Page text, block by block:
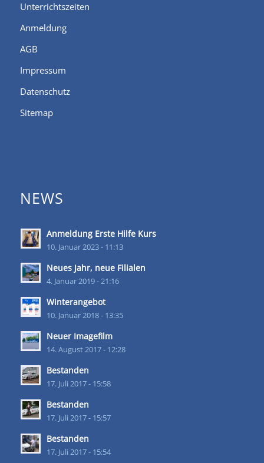
Unterrichtszeiten
Anmeldung
AGB
Impressum
Datenschutz
Sitemap
NEWS
Anmeldung Erste Hilfe Kurs
10. Januar 2023 - 11:13
Neues Jahr, neue Filialen
4. Januar 2019 - 21:16
Winterangebot
10. Januar 2018 - 13:35
Neuer Imagefilm
14. August 2017 - 12:28
Bestanden
17. Juli 2017 - 15:58
Bestanden
17. Juli 2017 - 15:57
Bestanden
17. Juli 2017 - 15:54